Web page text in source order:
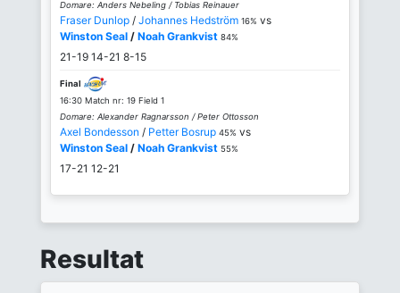
Domare: Anders Nebeling / Tobias Reinauer
Fraser Dunlop / Johannes Hedström 16% vs
Winston Seal / Noah Grankvist 84%
21-19 14-21 8-15
Final
16:30 Match nr: 19 Field 1
Domare: Alexander Ragnarsson / Peter Ottosson
Axel Bondesson / Petter Bosrup 45% vs
Winston Seal / Noah Grankvist 55%
17-21 12-21
Resultat